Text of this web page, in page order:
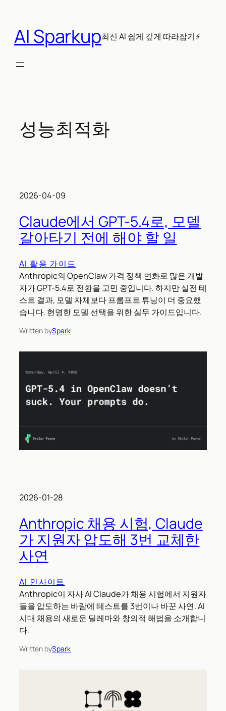
AI Sparkup최신 AI 쉽게 깊게 따라잡기⚡
성능최적화
2026-04-09
Claude에서 GPT-5.4로, 모델
갈아타기 전에 해야 할 일
AI 활용 가이드
Anthropic의 OpenClaw 가격 정책 변화로 많은 개발
자가 GPT-5.4로 전환을 고민 중입니다. 하지만 실전 테
스트 결과, 모델 자체보다 프롬프트 튜닝이 더 중요했
습니다. 현명한 모델 선택을 위한 실무 가이드입니다.
Written bySpark
2026-01-28
Anthropic 채용 시험, Claude
가 지원자 압도해 3번 교체한
사연
AI 인사이트
Anthropic이 자사 AI Claude가 채용 시험에서 지원자
들을 압도하는 바람에 테스트를 3번이나 바꾼 사연. AI
시대 채용의 새로운 딜레마와 창의적 해법을 소개합니
다.
Written bySpark